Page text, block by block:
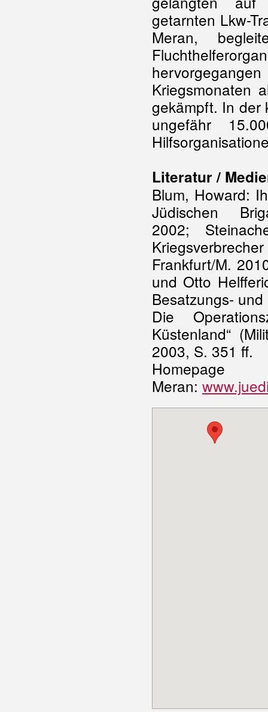
getarnten Lkw-
Meran,
Kriegsmonaten
gekämpft. In der
ungefähr
Literatur /
Blum, Howard:
Jüdischen
2002;
Frankfurt/M.
und Otto
Besatzungs-
Die
Küstenland“
2003, S. 351 ff.
Meran: